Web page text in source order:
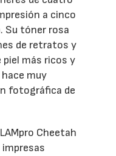
a cinco
Su tóner rosa
de retratos y
más ricos y
muy
fotográfica de
Cheetah